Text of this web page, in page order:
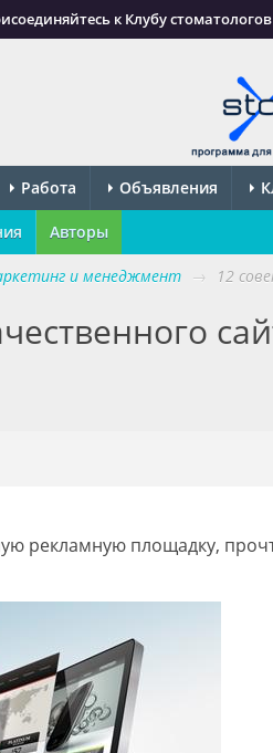
к Клубу
Работа Объявления
Авторы
и менеджмент → 12
рекламную площадку,